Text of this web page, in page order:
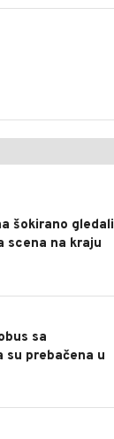
šokirano gledali
scena na kraju
sa
prebačena u